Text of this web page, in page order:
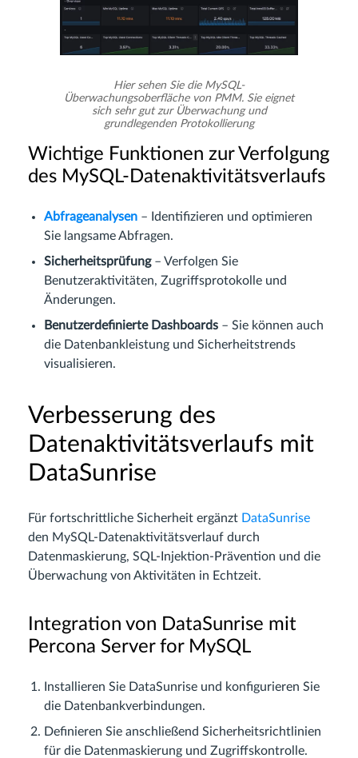
Hier sehen Sie die MySQL-
Überwachungsoberfläche von PMM. Sie eignet
sich sehr gut zur Überwachung und
grundlegenden Protokollierung
Wichtige Funktionen zur Verfolgung
des MySQL-Datenaktivitätsverlaufs
Abfrageanalysen – Identifizieren und optimieren
Sie langsame Abfragen.
Sicherheitsprüfung– Verfolgen Sie
Benutzeraktivitäten, Zugriffsprotokolle und
Änderungen.
Benutzerdefinierte Dashboards – Sie können auch
die Datenbankleistung und Sicherheitstrends
visualisieren.
Verbesserung des
Datenaktivitätsverlaufs mit
DataSunrise
Für fortschrittliche Sicherheit ergänzt DataSunrise
den MySQL-Datenaktivitätsverlauf durch
Datenmaskierung, SQL-Injektion-Prävention und die
Überwachung von Aktivitäten in Echtzeit.
Integration von DataSunrise mit
Percona Server for MySQL
Installieren Sie DataSunrise und konfigurieren Sie
die Datenbankverbindungen.
Definieren Sie anschließend Sicherheitsrichtlinien
für die Datenmaskierung und Zugriffskontrolle.